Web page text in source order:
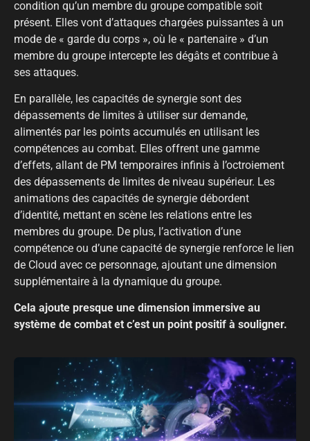
condition qu’un membre du groupe compatible soit
présent. Elles vont d’attaques chargées puissantes à un
mode de « garde du corps », où le « partenaire » d’un
membre du groupe intercepte les dégâts et contribue à
ses attaques.
En parallèle, les capacités de synergie sont des
dépassements de limites à utiliser sur demande,
alimentés par les points accumulés en utilisant les
compétences au combat. Elles offrent une gamme
d’effets, allant de PM temporaires infinis à l’octroiement
des dépassements de limites de niveau supérieur. Les
animations des capacités de synergie débordent
d’identité, mettant en scène les relations entre les
membres du groupe. De plus, l’activation d’une
compétence ou d’une capacité de synergie renforce le lien
de Cloud avec ce personnage, ajoutant une dimension
supplémentaire à la dynamique du groupe.
Cela ajoute presque une dimension immersive au
système de combat et c’est un point positif à souligner.